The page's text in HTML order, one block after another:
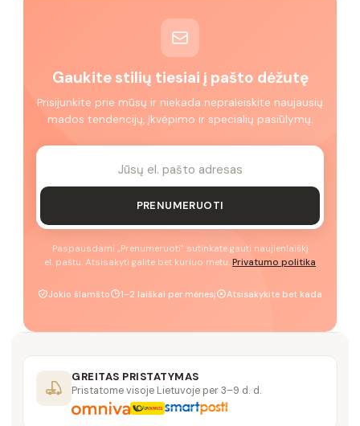
Gaukite stilių tiesiai į pašto dėžutę
Prisijunkite prie mūsų ir niekada nepraleiskite naujausių
mados tendencijų, įkvėpimo ir specialių pasiūlymų.
PRENUMERUOTI
Paspausdami „Prenumeruoti" sutinkate gauti naujienlaiškį
el. paštu. Atsisakyti galite bet kuriuo metu. Privatumo politika
Jokio šlamšto 1–2 laiškai per mėnesį Atsisakykite bet kada
GREITAS PRISTATYMAS
Pristatome visoje Lietuvoje per 3–9 d. d.